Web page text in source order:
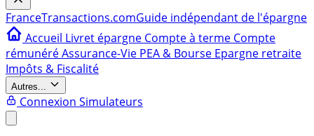
FranceTransactions.comGuide indépendant de l'épargne
Accueil Livret épargne Compte à terme Compte
rémunéréAssurance-Vie PEA & Bourse Epargne retraite
Impôts & Fiscalité
Autres...
Connexion Simulateurs